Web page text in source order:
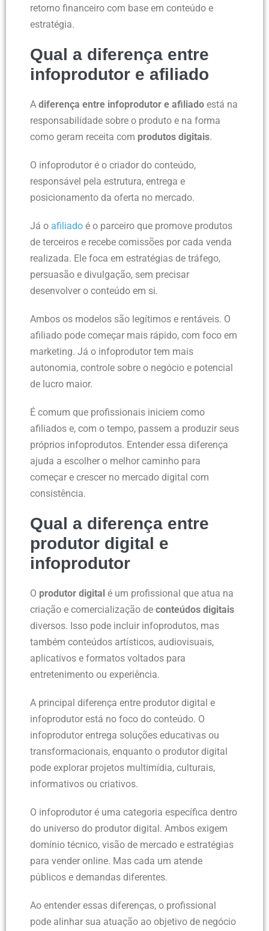
retorno financeiro com base em conteúdo e
estratégia.
Qual a diferença entre
infoprodutor e afiliado
A diferença entre infoprodutor e afiliado está na
responsabilidade sobre o produto e na forma
como geram receita com produtos digitais.
O infoprodutor é o criador do conteúdo,
responsável pela estrutura, entrega e
posicionamento da oferta no mercado.
Já o afiliado é o parceiro que promove produtos
de terceiros e recebe comissões por cada venda
realizada. Ele foca em estratégias de tráfego,
persuasão e divulgação, sem precisar
desenvolver o conteúdo em si.
Ambos os modelos são legítimos e rentáveis. O
afiliado pode começar mais rápido, com foco em
marketing. Já o infoprodutor tem mais
autonomia, controle sobre o negócio e potencial
de lucro maior.
É comum que profissionais iniciem como
afiliados e, com o tempo, passem a produzir seus
próprios infoprodutos. Entender essa diferença
ajuda a escolher o melhor caminho para
começar e crescer no mercado digital com
consistência.
Qual a diferença entre
produtor digital e
infoprodutor
O produtor digital é um profissional que atua na
criação e comercialização de conteúdos digitais
diversos. Isso pode incluir infoprodutos, mas
também conteúdos artísticos, audiovisuais,
aplicativos e formatos voltados para
entretenimento ou experiência.
A principal diferença entre produtor digital e
infoprodutor está no foco do conteúdo. O
infoprodutor entrega soluções educativas ou
transformacionais, enquanto o produtor digital
pode explorar projetos multimídia, culturais,
informativos ou criativos.
O infoprodutor é uma categoria específica dentro
do universo do produtor digital. Ambos exigem
domínio técnico, visão de mercado e estratégias
para vender online. Mas cada um atende
públicos e demandas diferentes.
Ao entender essas diferenças, o profissional
pode alinhar sua atuação ao objetivo de negócio